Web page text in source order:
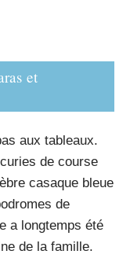
et
aux tableaux.
de course
casaque bleue
de
a longtemps été
de la famille.